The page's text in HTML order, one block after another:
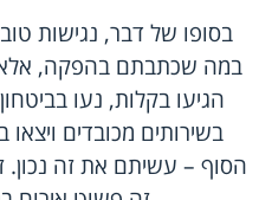
בסופו של דבר, נגישות
במה שכתבתם בהפקה,
הגיעו בקלות, נעו
בשירותים מכובדים
הסוף – עשיתם את זה נכון.